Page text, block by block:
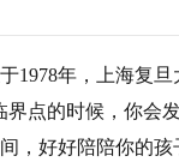
1978年，上海复
界点的时候，你会
，好好陪陪你的